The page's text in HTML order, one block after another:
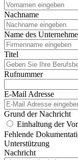
Nachname
Name des
Titel
Rufnummer
E-Mail Adresse
Grund der Nachricht
Einhaltung der
Fehlende
Unterstützung
Nachricht